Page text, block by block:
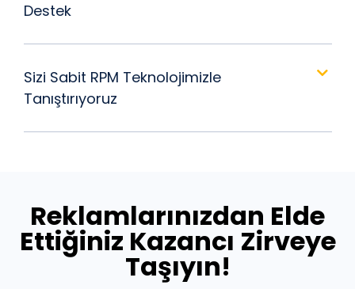
Destek
Sizi Sabit RPM Teknolojimizle
Tanıştırıyoruz
Reklamlarınızdan Elde
Ettiğiniz Kazancı Zirveye
Taşıyın!